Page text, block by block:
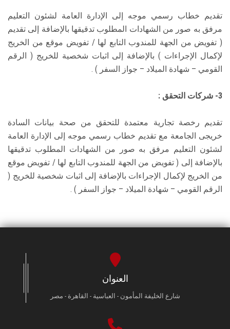
تقديم خطاب رسمي موجه إلى الإدارة العامة لشئون التعليم
مرفق به صور من الشهادات المطلوب تدقيقها بالإضافة إلى تقديم
( تفويض من الجهة للمندوب التابع لها / تفويض موقع من الخريج
لإكمال الإجراءات ) بالإضافة إلى اثبات شخصية للخريج ( الرقم
القومي – شهادة الميلاد – جواز السفر ) .
3- شركات التحقق :
تقديم رخصة تجارية معتمدة للتحقق من صحة بيانات السادة
خريجى الجامعة مع تقديم خطاب رسمي موجه إلى الإدارة العامة
لشئون التعليم مرفق به صور من الشهادات المطلوب تدقيقها
بالإضافة إلى ( تفويض من الجهة للمندوب التابع لها / تفويض موقع
من الخريج لإكمال الإجراءات بالإضافة إلى اثبات شخصية للخريج (
الرقم القومي – شهادة الميلاد – جواز السفر ) .
العنوان
شارع الخليفة المأمون - العباسية - القاهرة - مصر